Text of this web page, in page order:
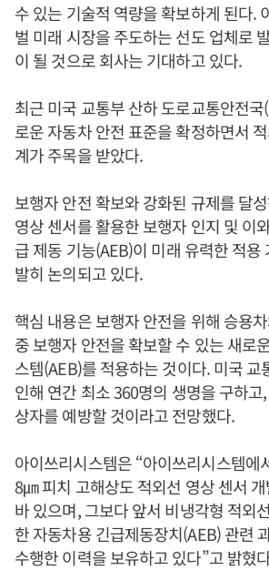
수 있는 기술적 역량을 확보하게 된다.
벌 미래 시장을 주도하는 선도 업체로
이 될 것으로 회사는 기대하고 있다.
최근 미국 교통부 산하 도로교통안전
로운 자동차 안전 표준을 확정하면서
계가 주목을 받았다.
보행자 안전 확보와 강화된 규제를 달
영상 센서를 활용한 보행자 인지 및 이
급 제동 기능(AEB)이 미래 유력한 적용
발히 논의되고 있다.
핵심 내용은 보행자 안전을 위해 승용
중 보행자 안전을 확보할 수 있는 새로
스템(AEB)를 적용하는 것이다. 미국 교
인해 연간 최소 360명의 생명을 구하
상자를 예방할 것이라고 전망했다.
아이쓰리시스템은 “아이쓰리시스템에
8㎛ 피치 고해상도 적외선 영상 센서
바 있으며, 그보다 앞서 비냉각형 적외
한 자동차용 긴급제동장치(AEB) 관련
수행한 이력을 보유하고 있다”고 밝혔